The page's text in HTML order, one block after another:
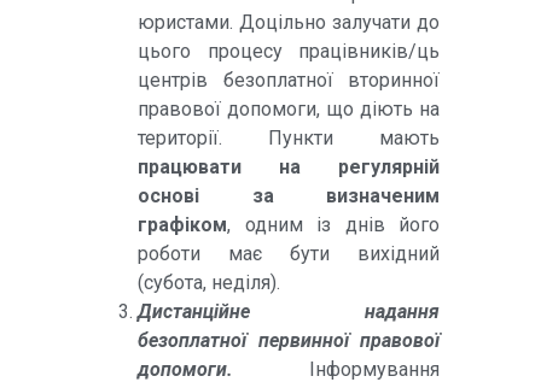
юристами. Доцільно залучати до
цього процесу працівників/ць
центрів безоплатної вторинної
правової допомоги, що діють на
території. Пункти мають
працювати на регулярній
основі за визначеним
графіком, одним із днів його
роботи має бути вихідний
(субота, неділя).
Дистанційне надання
безоплатної первинної правової
допомоги.
Інформування